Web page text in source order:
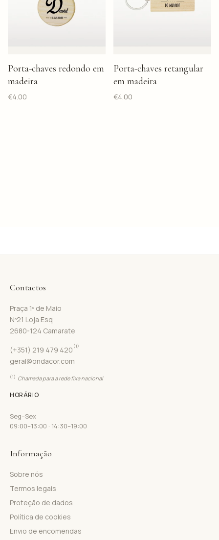
Porta-chaves redondo em
madeira
€4.00
Porta-chaves retangular
em madeira
€4.00
Contactos
Praça 1º de Maio
Nº21 Loja Esq
2680-124 Camarate
(+351) 219 479 420 (1)
geral@ondacor.com
(1) Chamada para a rede fixa nacional
HORÁRIO
Seg–Sex
09:00–13:00 · 14:30–19:00
Informação
Sobre nós
Termos legais
Proteção de dados
Política de cookies
Envio de encomendas